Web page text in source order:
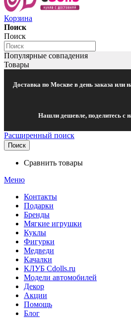
Корзина
Поиск
Поиск
Популярные совпадения
Товары
Доставка по Москве в день заказа или
Нашли дешевле, поделитесь с
Расширенный поиск
Поиск
Сравнить товары
Меню
Контакты
Подарки
Бренды
Мягкие игрушки
Куклы
Фигурки
Медведи
Качалки
КЛУБ Cdolls.ru
Модели автомобилей
Декор
Акции
Помощь
Блог